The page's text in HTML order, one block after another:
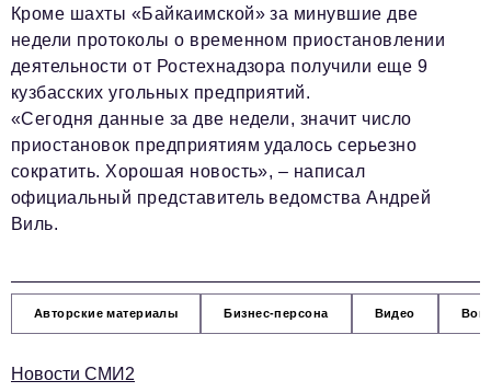
Отдел по работе с партнерами
partner@business-magazine.online
Кроме шахты «Байкаимской» за минувшие две
недели протоколы о временном приостановлении
деятельности от Ростехнадзора получили еще 9
кузбасских угольных предприятий.
«Сегодня данные за две недели, значит число
приостановок предприятиям удалось серьезно
сократить. Хорошая новость», – написал
официальный представитель ведомства Андрей
Виль.
Авторские материалы Бизнес-персона Видео
Новости СМИ2